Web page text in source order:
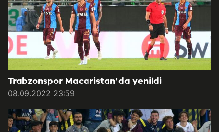
Trabzonspor Macaristan'da yenildi
08.09.2022 23:59